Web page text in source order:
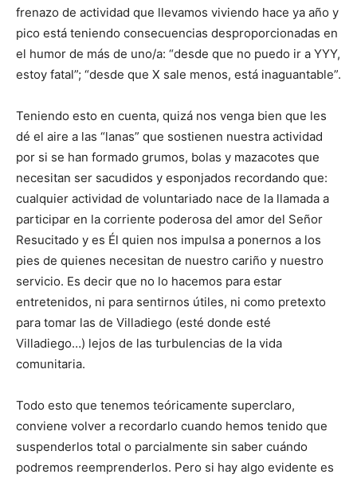
frenazo de actividad que llevamos viviendo hace ya año y
pico está teniendo consecuencias desproporcionadas en
el humor de más de uno/a: “desde que no puedo ir a YYY,
estoy fatal”; “desde que X sale menos, está inaguantable”.
Teniendo esto en cuenta, quizá nos venga bien que les
dé el aire a las “lanas” que sostienen nuestra actividad
por si se han formado grumos, bolas y mazacotes que
necesitan ser sacudidos y esponjados recordando que:
cualquier actividad de voluntariado nace de la llamada a
participar en la corriente poderosa del amor del Señor
Resucitado y es Él quien nos impulsa a ponernos a los
pies de quienes necesitan de nuestro cariño y nuestro
servicio. Es decir que no lo hacemos para estar
entretenidos, ni para sentirnos útiles, ni como pretexto
para tomar las de Villadiego (esté donde esté
Villadiego…) lejos de las turbulencias de la vida
comunitaria.
Todo esto que tenemos teóricamente superclaro,
conviene volver a recordarlo cuando hemos tenido que
suspenderlos total o parcialmente sin saber cuándo
podremos reemprenderlos. Pero si hay algo evidente es